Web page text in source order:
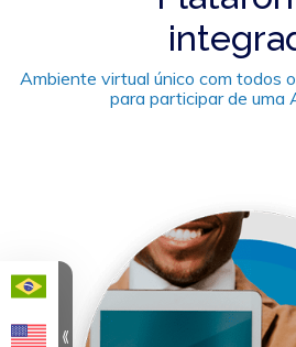
⟪
Ambiente virtual único com todos
para participar de uma